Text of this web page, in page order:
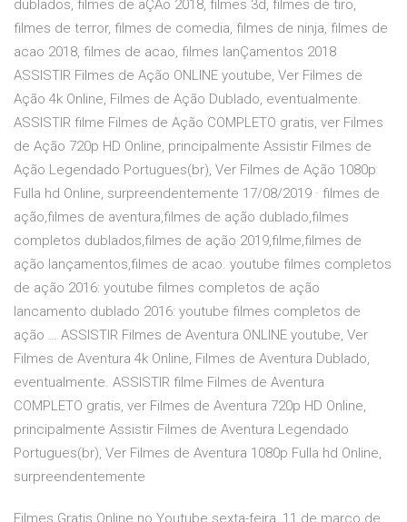
dublados, filmes de aÇÃo 2018, filmes 3d, filmes de tiro,
filmes de terror, filmes de comedia, filmes de ninja, filmes de
acao 2018, filmes de acao, filmes lanÇamentos 2018
ASSISTIR Filmes de Ação ONLINE youtube, Ver Filmes de
Ação 4k Online, Filmes de Ação Dublado, eventualmente.
ASSISTIR filme Filmes de Ação COMPLETO gratis, ver Filmes
de Ação 720p HD Online, principalmente Assistir Filmes de
Ação Legendado Portugues(br), Ver Filmes de Ação 1080p
Fulla hd Online, surpreendentemente 17/08/2019 · filmes de
ação,filmes de aventura,filmes de ação dublado,filmes
completos dublados,filmes de ação 2019,filme,filmes de
ação lançamentos,filmes de acao. youtube filmes completos
de ação 2016: youtube filmes completos de ação
lancamento dublado 2016: youtube filmes completos de
ação … ASSISTIR Filmes de Aventura ONLINE youtube, Ver
Filmes de Aventura 4k Online, Filmes de Aventura Dublado,
eventualmente. ASSISTIR filme Filmes de Aventura
COMPLETO gratis, ver Filmes de Aventura 720p HD Online,
principalmente Assistir Filmes de Aventura Legendado
Portugues(br), Ver Filmes de Aventura 1080p Fulla hd Online,
surpreendentemente